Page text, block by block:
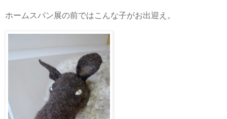
ホームスパン展の前ではこんな子がお出迎え。